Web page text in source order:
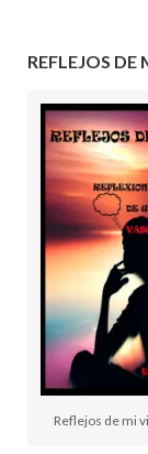
REFLEJOS DE
Reflejos de mi